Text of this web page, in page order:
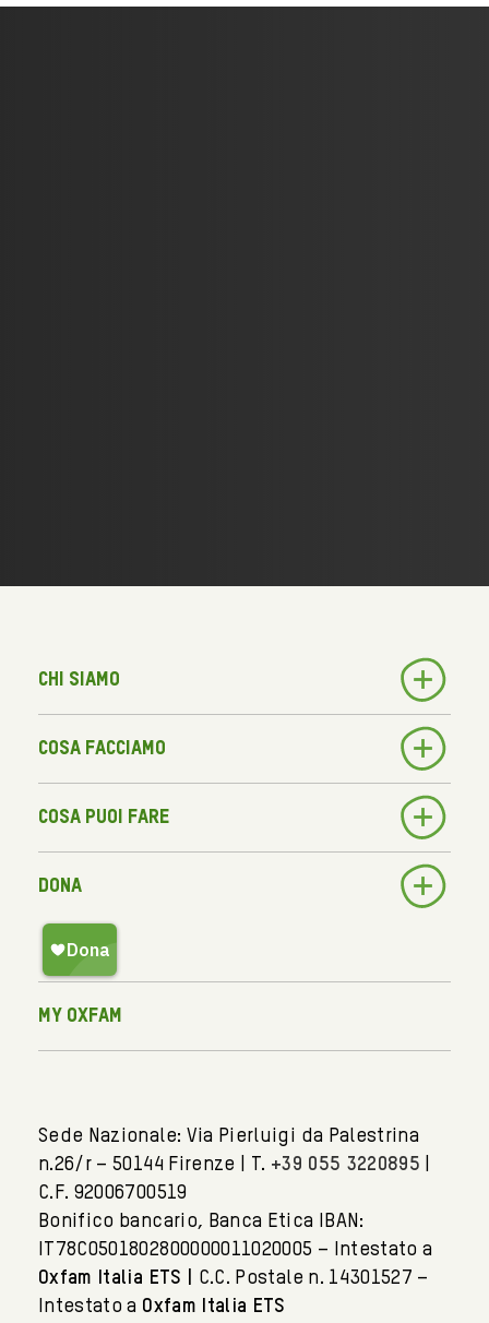
Chi siamo
Cosa facciamo
Cosa puoi fare
Dona
My Oxfam
Sede Nazionale: Via Pierluigi da Palestrina
n.26/r – 50144 Firenze | T. +39 055 3220895
C.F. 92006700519
Bonifico bancario, Banca Etica IBAN:
IT78C0501802800000011020005 – Intestato a
Oxfam Italia ETS | C.C. Postale n. 14301527 –
Intestato a Oxfam Italia ETS